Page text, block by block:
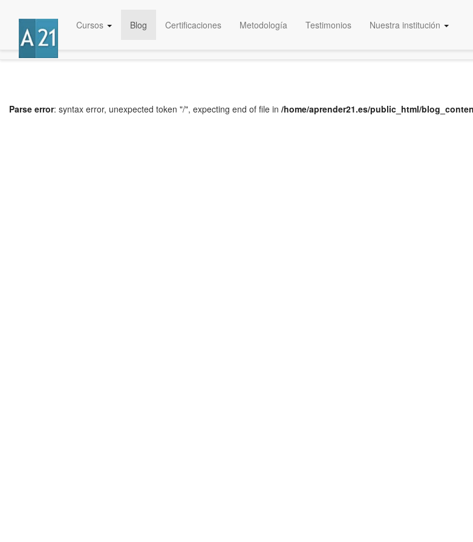
Educación Certificada
Cursos Blog Certificaciones Metodología Testimonios Nuestra institución
Parse error: syntax error, unexpected token "/", expecting end of file in /home/aprender21.es/public_html/